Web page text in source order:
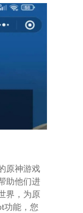
原神游戏
助他们进
界，为原
功能，您